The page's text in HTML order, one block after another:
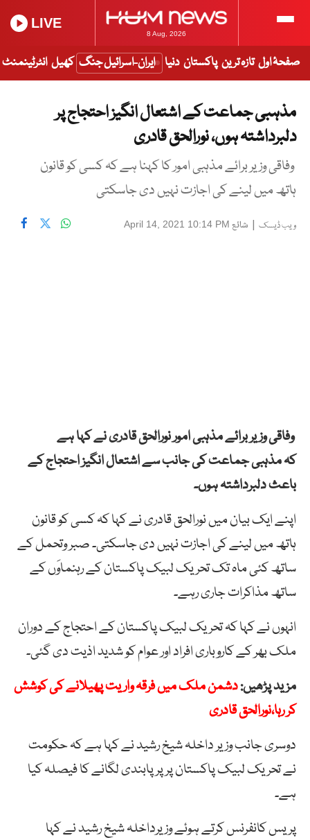
8 Aug, 2026
LIVE
صفحۂ اول تازہ ترین پاکستان دنیا ایران-اسرائیل جنگ کھیل انٹرٹینمنٹ
مذہبی جماعت کے اشتعال انگیز احتجاج پر
دلبرداشتہ ہوں، نورالحق قادری
وفاقی وزیر برائے مذہبی امور کا کہنا ہے کہ کسی کو قانون
ہاتھ میں لینے کی اجازت نہیں دی جاسکتی
ویب ڈیسک | شائع April 14, 2021 10:14 PM
وفاقی وزیر برائے مذہبی امور نورالحق قادری نے کہا ہے
کہ مذہبی جماعت کی جانب سے اشتعال انگیز احتجاج کے
باعث دلبرداشتہ ہوں۔
اپنے ایک بیان میں نورالحق قادری نے کہا کہ کسی کو قانون
ہاتھ میں لینے کی اجازت نہیں دی جاسکتی۔ صبر وتحمل کے
ساتھ کئی ماہ تک تحریک لبیک پاکستان کے رہنماوَں کے
ساتھ مذاکرات جاری رہے۔
انہوں نے کہا کہ تحریک لبیک پاکستان کے احتجاج کے دوران
ملک بھر کے کاروباری افراد اور عوام کو شدید اذیت دی گئی۔
مزید پڑھیں:دشمن ملک میں فرقہ واریت پھیلانے کی کوشش
کر رہا،نورالحق قادری
دوسری جانب وزیر داخلہ شیخ رشید نے کہا ہے کہ حکومت
نے تحریک لبیک پاکستان پر پر پابندی لگانے کا فیصلہ کیا
ہے۔
پریس کانفرنس کرتے ہوئے وزیرداخلہ شیخ رشید نے کہا